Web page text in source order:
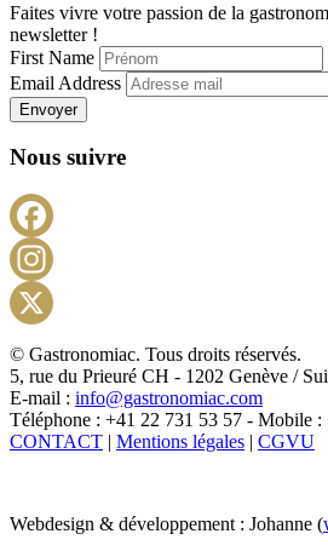
Faites vivre votre passion de la
newsletter !
First Name
Email Address
Envoyer
Nous suivre
X
© Gastronomiac. Tous droits réservés.
5, rue du Prieuré CH - 1202 Genève /
E-mail : info@gastronomiac.com
Téléphone : +41 22 731 53 57 - Mobile :
CONTACT | Mentions légales | CGVU
Webdesign & développement : Johanne (